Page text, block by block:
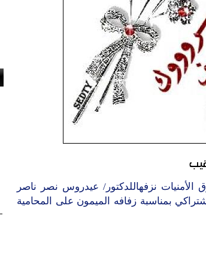
الأمنيات نزفهاللدكتور/ عيدروس نصر ناصر
بمناسبة زفافه الميمون على المحامية